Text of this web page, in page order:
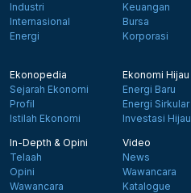
Industri
Internasional
Energi
Keuangan
Bursa
Korporasi
Ekonopedia
Sejarah Ekonomi
Profil
Istilah Ekonomi
Ekonomi Hijau
Energi Baru
Energi Sirkular
Investasi Hijau
In-Depth & Opini
Telaah
Opini
Wawancara
Video
News
Wawancara
Katalogue